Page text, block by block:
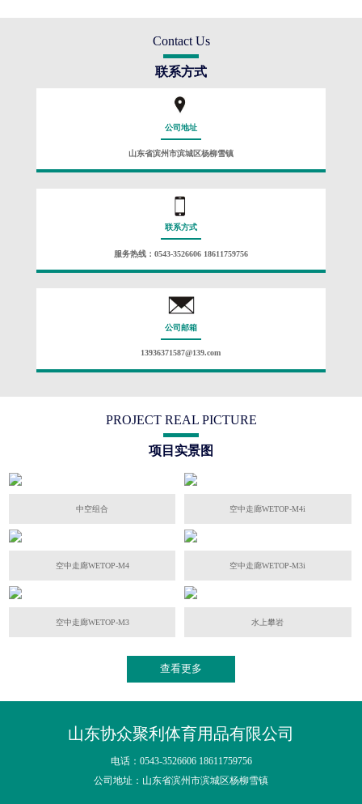
Contact Us
联系方式
公司地址
山东省滨州市滨城区杨柳雪镇
联系方式
服务热线：0543-3526606 18611759756
公司邮箱
13936371587@139.com
PROJECT REAL PICTURE
项目实景图
中空组合 空中走廊WETOP-M4i
空中走廊WETOP-M4 空中走廊WETOP-M3i
空中走廊WETOP-M3 水上攀岩
查看更多
山东协众聚利体育用品有限公司
电话：0543-3526606 18611759756
公司地址：山东省滨州市滨城区杨柳雪镇